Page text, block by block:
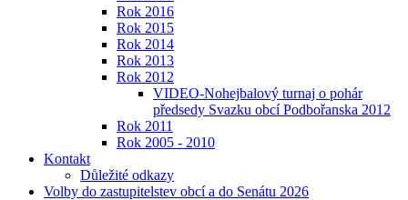
Rok 2016
Rok 2015
Rok 2014
Rok 2013
Rok 2012
VIDEO-Nohejbalový turnaj o pohár
předsedy Svazku obcí Podbořanska 2012
Rok 2011
Rok 2005 - 2010
Kontakt
Důležité odkazy
Volby do zastupitelstev obcí a do Senátu 2026